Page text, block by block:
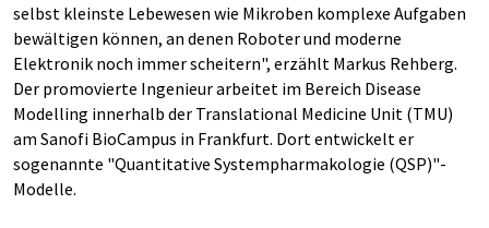
selbst kleinste Lebewesen wie Mikroben komplexe Aufgaben
bewältigen können, an denen Roboter und moderne
Elektronik noch immer scheitern", erzählt Markus Rehberg.
Der promovierte Ingenieur arbeitet im Bereich Disease
Modelling innerhalb der Translational Medicine Unit (TMU)
am Sanofi BioCampus in Frankfurt. Dort entwickelt er
sogenannte "Quantitative Systempharmakologie (QSP)"-
Modelle.